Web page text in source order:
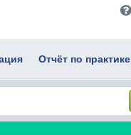
Отчёт по практике